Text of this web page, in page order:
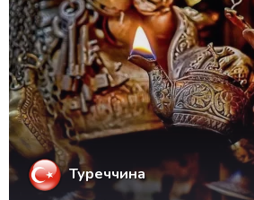
Туреччина